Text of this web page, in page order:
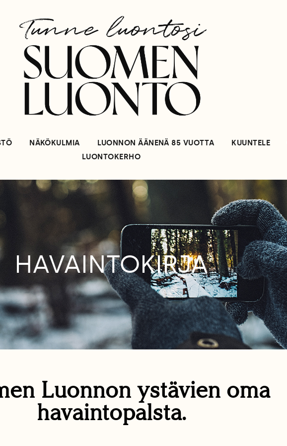
NÄKÖKULMIA LUONNON ÄÄNENÄ 85 VUOTTA KUUNTELE
LUONTOKERHO
HAVAINTOKIRJA
Luonnon ystävien oma
havaintopalsta.